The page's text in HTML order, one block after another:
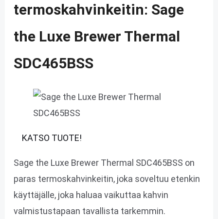
termoskahvinkeitin: Sage
the Luxe Brewer Thermal
SDC465BSS
KATSO TUOTE!
Sage the Luxe Brewer Thermal SDC465BSS on
paras termoskahvinkeitin, joka soveltuu etenkin
käyttäjälle, joka haluaa vaikuttaa kahvin
valmistustapaan tavallista tarkemmin.